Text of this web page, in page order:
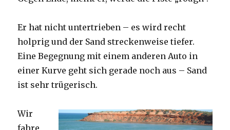
Er hat nicht untertrieben – es wird recht
holprig und der Sand streckenweise tiefer.
Eine Begegnung mit einem anderen Auto in
einer Kurve geht sich gerade noch aus – Sand
ist sehr trügerisch.
Wir
fahre